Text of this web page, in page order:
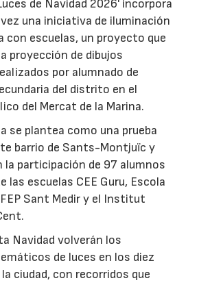
de Navidad 2026' incorpora
una iniciativa de iluminación
con escuelas, un proyecto que
proyección de dibujos
por alumnado de
del distrito en el
del Mercat de la Marina.
se plantea como una prueba
barrio de Sants-Montjuïc y
la participación de 97 alumnos
las escuelas CEE Guru, Escola
Sant Medir y el Institut
Navidad volverán los
de luces en los diez
ciudad, con recorridos que